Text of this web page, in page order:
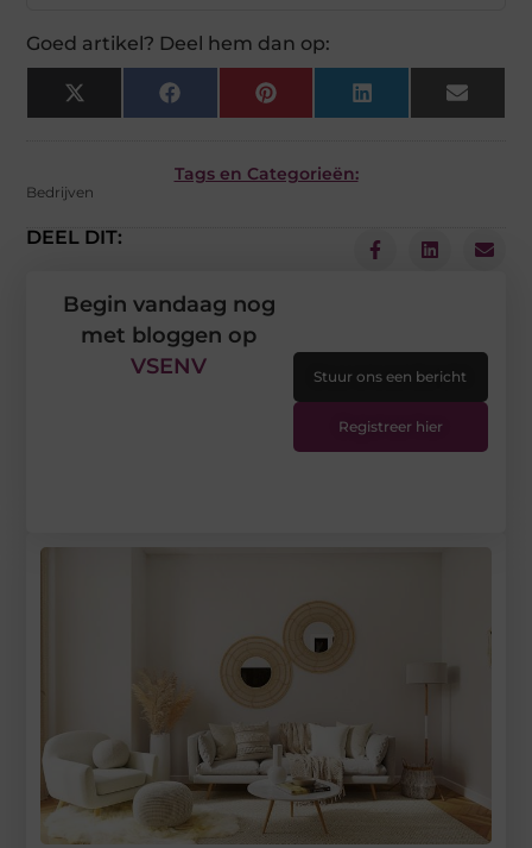
Goed artikel? Deel hem dan op:
X
(Twitter)
Facebook Pinterest LinkedIn Email
Tags en Categorieën:
Bedrijven
DEEL DIT:
Begin vandaag nog
met bloggen op
VSENV
Stuur ons een bericht
Registreer hier